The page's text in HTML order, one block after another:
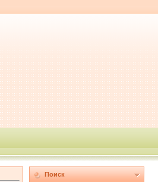
Поиск